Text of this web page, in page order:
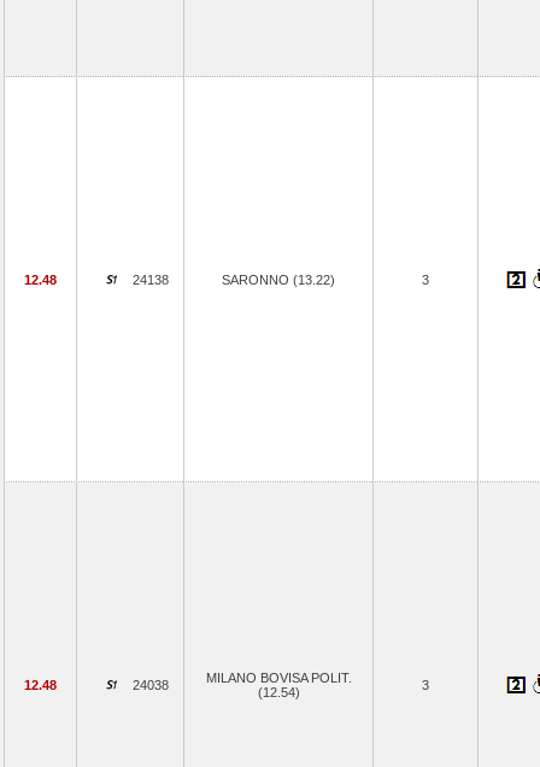
12.48 24138 SARONNO (13.22) 3
12.48 24038
MILANO BOVISA POLIT.
(12.54)
3